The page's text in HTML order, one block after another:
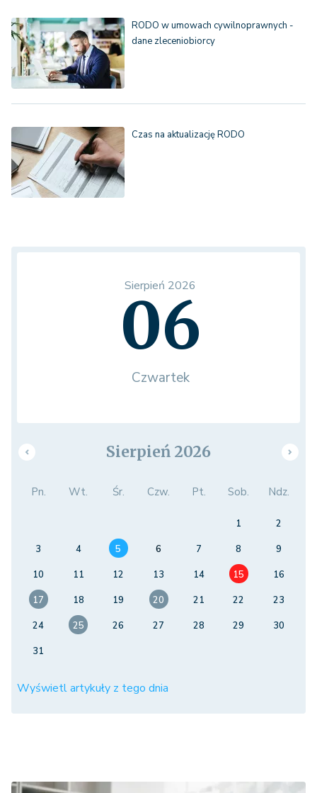
RODO w umowach cywilnoprawnych -
dane zleceniobiorcy
Czas na aktualizację RODO
Sierpień 2026
06
Czwartek
Sierpień 2026
Pn. Wt. Śr. Czw. Pt. Sob. Ndz.
1
2
3
4 5 6 7 8
9
10
11 12 13 14 15
16
17
18 19 20 21 22
23
24
25 26 27 28 29
30
31
Wyświetl artykuły z tego dnia